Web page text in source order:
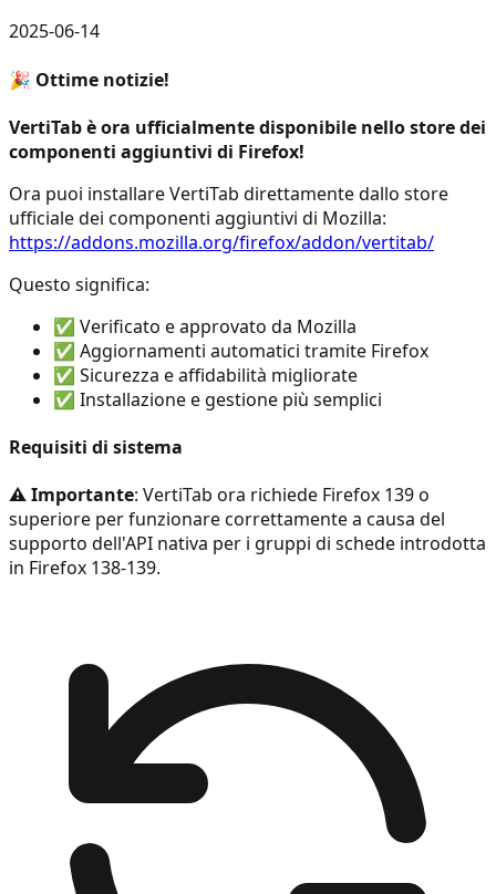
2025-06-14
🎉 Ottime notizie!
VertiTab è ora ufficialmente disponibile nello store dei
componenti aggiuntivi di Firefox!
Ora puoi installare VertiTab direttamente dallo store
ufficiale dei componenti aggiuntivi di Mozilla:
https://addons.mozilla.org/firefox/addon/vertitab/
Questo significa:
✅ Verificato e approvato da Mozilla
✅ Aggiornamenti automatici tramite Firefox
✅ Sicurezza e affidabilità migliorate
✅ Installazione e gestione più semplici
Requisiti di sistema
⚠️ Importante: VertiTab ora richiede Firefox 139 o
superiore per funzionare correttamente a causa del
supporto dell'API nativa per i gruppi di schede introdotta
in Firefox 138-139.